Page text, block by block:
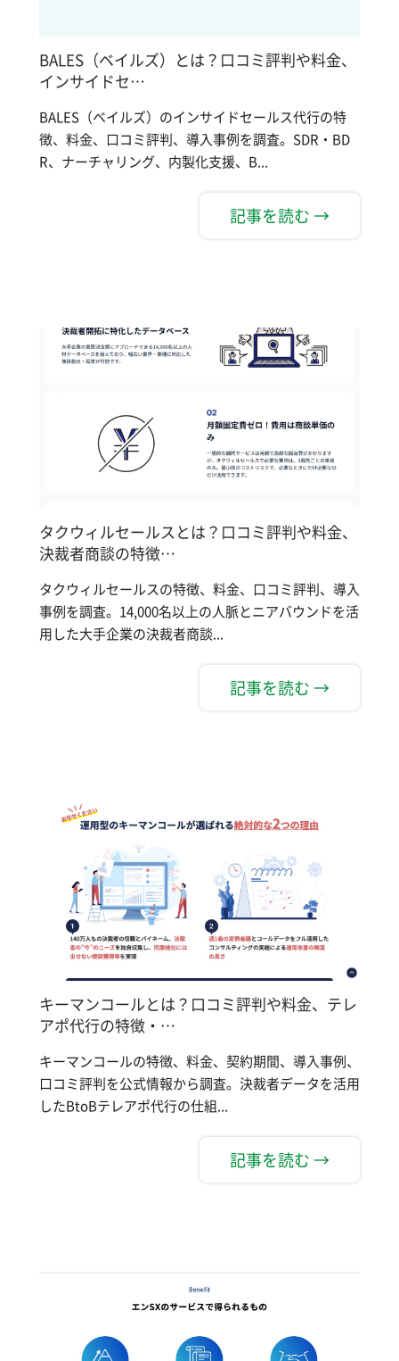
BALES（ベイルズ）とは？口コミ評判や料金、
インサイドセ…
BALES（ベイルズ）のインサイドセールス代行の特
徴、料金、口コミ評判、導入事例を調査。SDR・BD
R、ナーチャリング、内製化支援、B...
記事を読む →
タクウィルセールスとは？口コミ評判や料金、
決裁者商談の特徴…
タクウィルセールスの特徴、料金、口コミ評判、導入
事例を調査。14,000名以上の人脈とニアバウンドを活
用した大手企業の決裁者商談...
記事を読む →
キーマンコールとは？口コミ評判や料金、テレ
アポ代行の特徴・…
キーマンコールの特徴、料金、契約期間、導入事例、
口コミ評判を公式情報から調査。決裁者データを活用
したBtoBテレアポ代行の仕組...
記事を読む →